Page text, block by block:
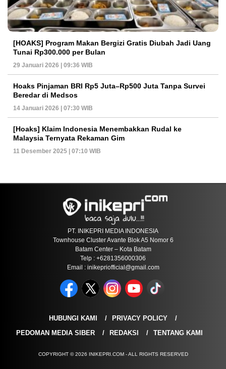
[HOAKS] Program Makan Bergizi Gratis Diubah Jadi Uang
Tunai Rp300.000 per Bulan
29 Januari 2026 | 09:36 WIB
Hoaks Pinjaman BRI Rp5 Juta–Rp500 Juta Tanpa Survei
Beredar di Medsos
14 Januari 2026 | 07:30 WIB
[Hoaks] Klaim Indonesia Menembakkan Rudal ke
Malaysia Ternyata Rekaman Gim
11 Desember 2025 | 07:10 WIB
PT. INIKEPRI MEDIA INDONESIA
Townhouse Cluster Avante Blok A5 Nomor 6
Batam Center – Kota Batam
Telp : +6281356000306
Email : inikepriofficial@gmail.com
HUBUNGI KAMI
PRIVACY POLICY
PEDOMAN MEDIA SIBER
REDAKSI TENTANG KAMI
COPYRIGHT © 2026 INIKEPRI.COM - ALL RIGHTS RESERVED